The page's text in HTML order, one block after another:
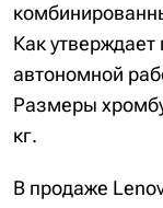
Как
автономной
Размеры
кг.
В продаже